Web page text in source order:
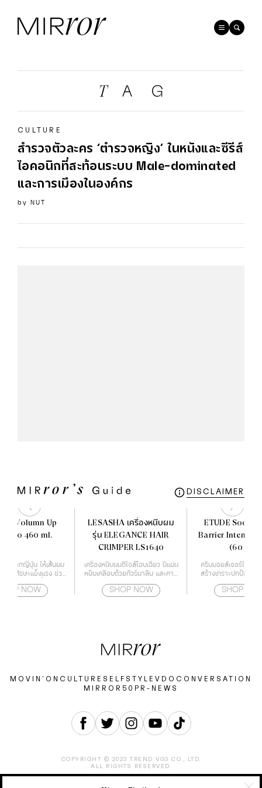
CULTURE
สำรวจตัวละคร ‘ตำรวจหญิง’ ในหนังและซีรีส์
ไอคอนิกที่สะท้อนระบบ Male-dominated
และการเมืองในองค์กร
by NUT
DISCLAIMER
3D Volumn Up
460 ml.
หม่จากญี่ปุ่น ให้เส้นผม
นังศีรษะแข็งแรง ช่วย
สาเหตุของปัญหาผม
NOW
LESASHA เครื่องหนีบผม
รุ่น ELEGANCE HAIR
CRIMPER LS1640
เครื่องหนีบผมดีไซส์โฉบเฉี่ยว มีแผ่น
หนีบเคลือบด้วยทัวร์มาลีน และคามี
ความร้อนไม่ให้ผมแห้งจนเกินไป
SHOP NOW
ETUDE Soon
Barrier
(60 ml)
ครีมมอยส์เจอร์ไรเซอ
สร้างเกราะปกป้องผิว
SHOP
MOVIN’ON CULTURE SELF STYLE VDO CONVERSATION
MIRROR50 PR-NEWS
COPYRIGHT © 2023 TREND VG3 CO., LTD.
ALL RIGHTS RESERVED.